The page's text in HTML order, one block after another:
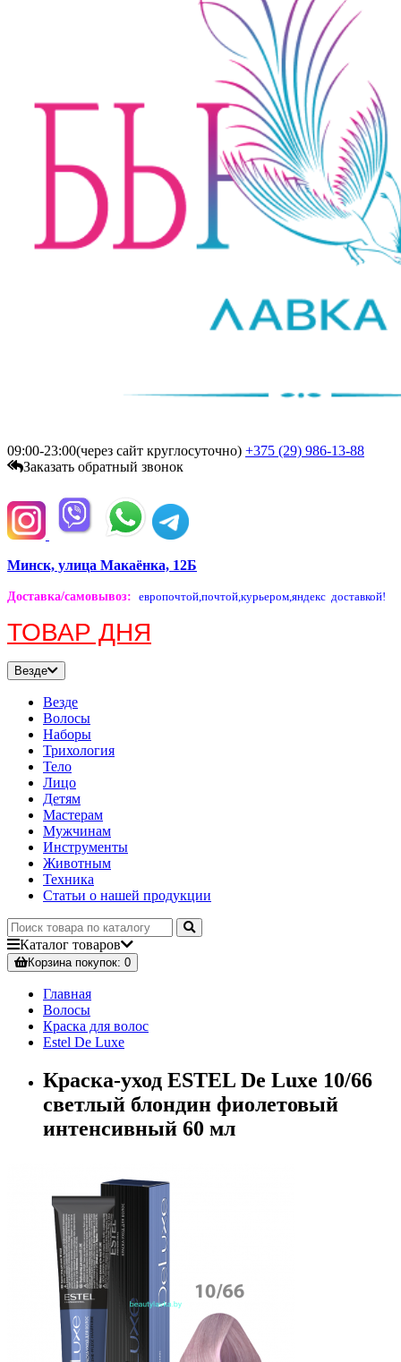
09:00-23:00(через сайт круглосуточно) +375 (29) 986-13-88
Заказать обратный звонок
Минск, улица Макаёнка, 12Б
Доставка/самовывоз: европочтой,почтой,курьером,яндекс доставкой!
ТОВАР ДНЯ
Везде
Везде
Волосы
Наборы
Трихология
Тело
Лицо
Детям
Мастерам
Мужчинам
Инструменты
Животным
Техника
Статьи о нашей продукции
Каталог товаров
Корзинапокупок: 0
Главная
Волосы
Краска для волос
Estel De Luxe
Краска-уход ESTEL De Luxe 10/66
светлый блондин фиолетовый
интенсивный 60 мл